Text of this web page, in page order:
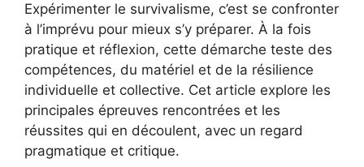
Expérimenter le survivalisme, c’est se confronter
à l’imprévu pour mieux s’y préparer. À la fois
pratique et réflexion, cette démarche teste des
compétences, du matériel et de la résilience
individuelle et collective. Cet article explore les
principales épreuves rencontrées et les
réussites qui en découlent, avec un regard
pragmatique et critique.